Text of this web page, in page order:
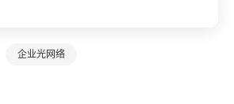
企业光网络